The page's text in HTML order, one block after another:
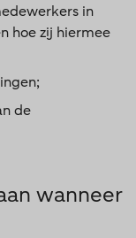
in
hoe zij hiermee
de
wanneer